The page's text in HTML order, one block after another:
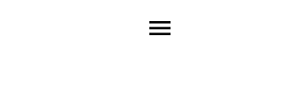
menu